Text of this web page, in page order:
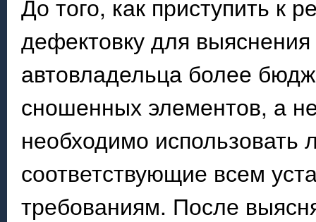
До того, как приступить к
дефектовку для
автовладельца более
сношенных элементов, а
необходимо использовать
соответствующие всем
требованиям. После